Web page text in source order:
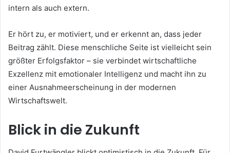
intern als auch extern.
Er hört zu, er motiviert, und er erkennt an, dass jeder
Beitrag zählt. Diese menschliche Seite ist vielleicht sein
größter Erfolgsfaktor – sie verbindet wirtschaftliche
Exzellenz mit emotionaler Intelligenz und macht ihn zu
einer Ausnahmeerscheinung in der modernen
Wirtschaftswelt.
Blick in die Zukunft